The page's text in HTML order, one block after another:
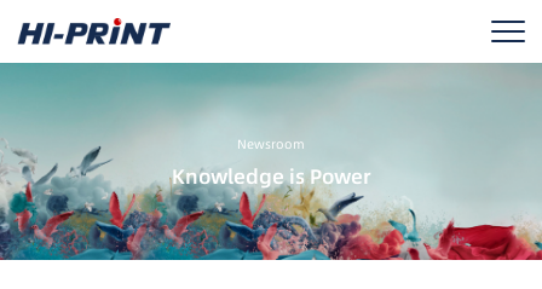
Newsroom
Knowledge is Power